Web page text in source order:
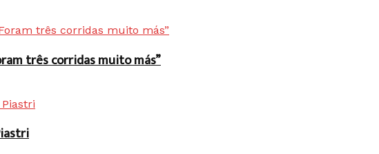
três corridas muito más”